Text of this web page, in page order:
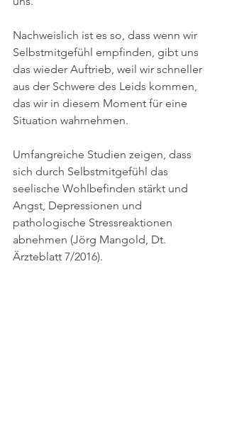
Nachweislich ist es so, dass wenn wir
Selbstmitgefühl empfinden, gibt uns
das wieder Auftrieb, weil wir schneller
aus der Schwere des Leids kommen,
das wir in diesem Moment für eine
Situation wahrnehmen.
Umfangreiche Studien zeigen, dass
sich durch Selbstmitgefühl das
seelische Wohlbefinden stärkt und
Angst, Depressionen und
pathologische Stressreaktionen
abnehmen (Jörg Mangold, Dt.
Ärzteblatt 7/2016).